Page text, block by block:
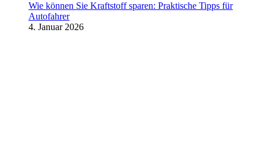
Wie können Sie Kraftstoff sparen: Praktische Tipps für
Autofahrer
4. Januar 2026